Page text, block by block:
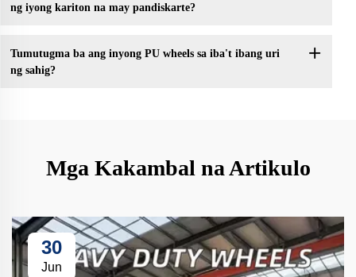
ng iyong kariton na may pandiskarte?
Tumutugma ba ang inyong PU wheels sa iba't ibang uri
ng sahig?
Mga Kakambal na Artikulo
30
Jun